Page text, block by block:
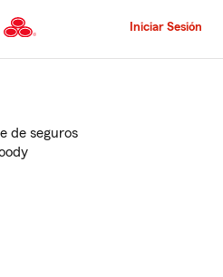
al
principal
Iniciar Sesión